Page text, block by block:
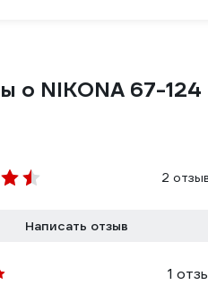
о NIKONA 67-124
2
Написать отзыв
1